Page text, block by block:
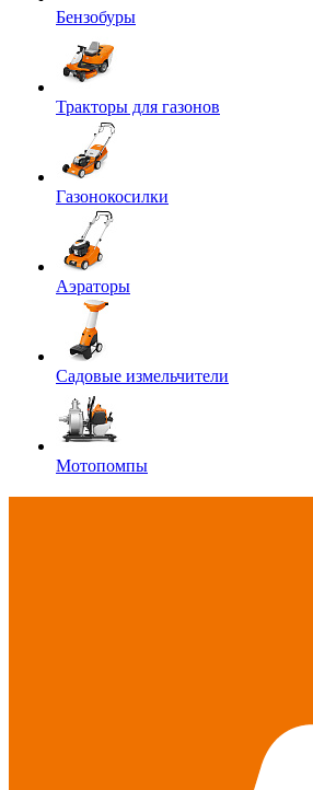
Бензобуры
Тракторы для газонов
Газонокосилки
Аэраторы
Садовые измельчители
Мотопомпы